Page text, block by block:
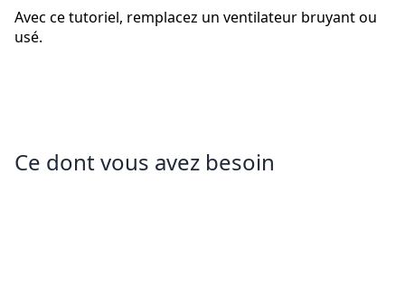
Avec ce tutoriel, remplacez un ventilateur bruyant ou
usé.
Ce dont vous avez besoin